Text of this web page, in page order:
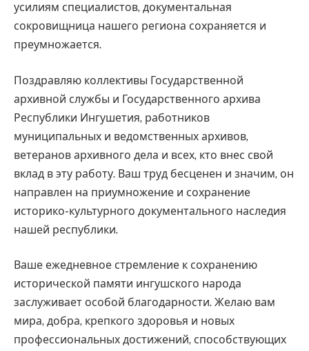
усилиям специалистов, документальная
сокровищница нашего региона сохраняется и
преумножается.
Поздравляю коллективы Государственной
архивной службы и Государственного архива
Республики Ингушетия, работников
муниципальных и ведомственных архивов,
ветеранов архивного дела и всех, кто внес свой
вклад в эту работу. Ваш труд бесценен и значим, он
направлен на приумножение и сохранение
историко-культурного документального наследия
нашей республики.
Ваше ежедневное стремление к сохранению
исторической памяти ингушского народа
заслуживает особой благодарности. Желаю вам
мира, добра, крепкого здоровья и новых
профессиональных достижений, способствующих